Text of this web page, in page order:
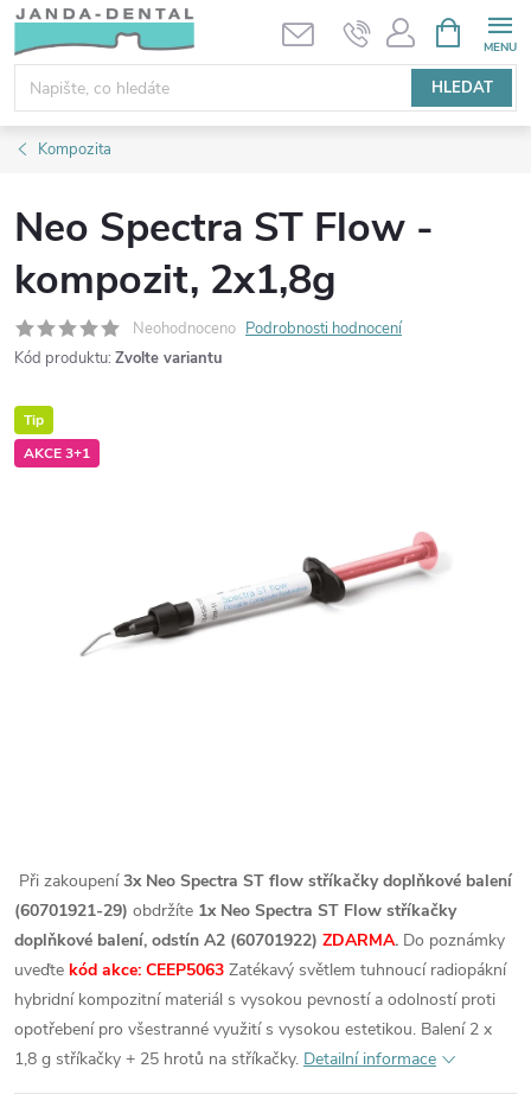
Přejít
obsah
HLEDAT
NÁKUPNÍ
KOŠÍK
Kompozita
Neo Spectra ST Flow -
kompozit, 2x1,8g
Neohodnoceno Podrobnosti hodnocení
Kód produktu: Zvolte variantu
Tip
AKCE 3+1
Při zakoupení3x Neo Spectra ST flow stříkačky doplňkové balení
(60701921-29) obdržíte 1x Neo Spectra ST Flow stříkačky
doplňkové balení, odstín A2 (60701922) ZDARMA. Do poznámky
uveďte kód akce: CEEP5063 Zatékavý světlem tuhnoucí radiopákní
hybridní kompozitní materiál s vysokou pevností a odolností proti
opotřebení pro všestranné využití s vysokou estetikou. Balení 2 x
1,8 g stříkačky + 25 hrotů na stříkačky. Detailní informace